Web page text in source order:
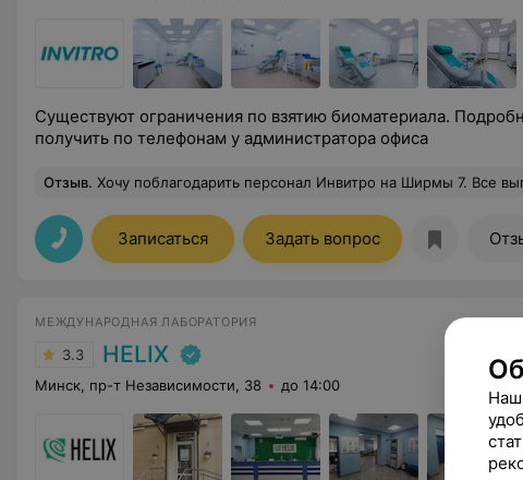
Существуют ограничения по взятию биоматериала.
получить по телефонам у администратора офиса
Отзыв. Хочу поблагодарить персонал Инвитро на Ширмы 7. Все выполняется очень профессионально и оперативно. Люблю сдавать анализы именно у них, т.к. уверена в достоверности результатов и мой
Записаться Задать вопрос
МЕЖДУНАРОДНАЯ ЛАБОРАТОРИЯ
3.3 HELIX
Минск, пр-т Независимости, 38 до 14:00
Наш